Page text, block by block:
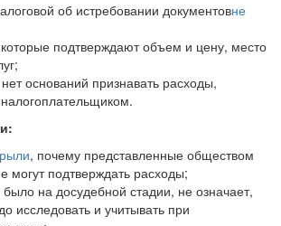
об истребовании документовне
подтверждают объем и цену, место
оснований признавать расходы,
, почему представленные обществом
могут подтверждать расходы;
было на досудебной стадии, не означает,
исследовать и учитывать при